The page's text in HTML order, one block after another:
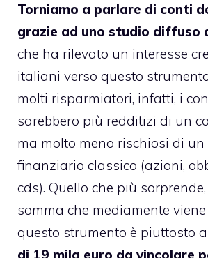
Torniamo a parlare di conti
grazie ad uno studio diffuso
che ha rilevato un interesse
italiani verso questo
molti risparmiatori, infatti, i
sarebbero più redditizi di un
ma molto meno rischiosi di
finanziario classico (azioni,
cds). Quello che più
somma che mediamente
questo strumento è piuttosto
di 19 mila euro da vincolare